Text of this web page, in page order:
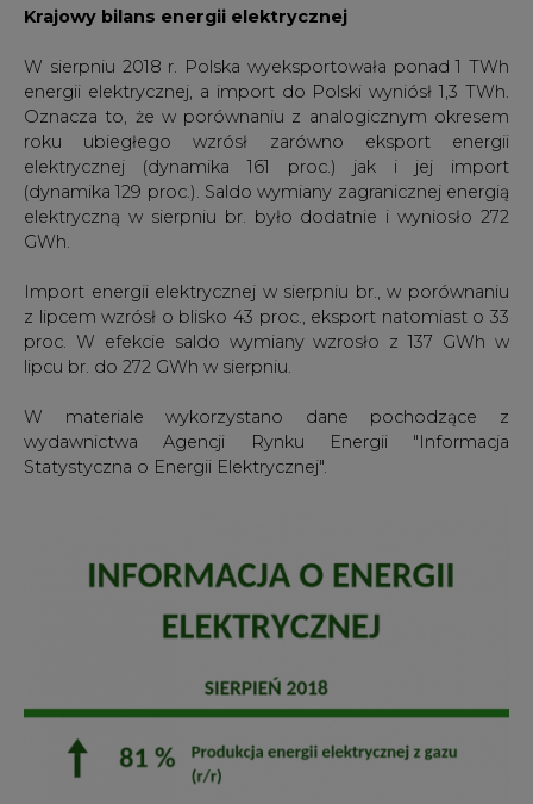
Krajowy bilans energii elektrycznej
W sierpniu 2018 r. Polska wyeksportowała ponad 1 TWh
energii elektrycznej, a import do Polski wyniósł 1,3 TWh.
Oznacza to, że w porównaniu z analogicznym okresem
roku ubiegłego wzrósł zarówno eksport energii
elektrycznej (dynamika 161 proc.) jak i jej import
(dynamika 129 proc.). Saldo wymiany zagranicznej energią
elektryczną w sierpniu br. było dodatnie i wyniosło 272
GWh.
Import energii elektrycznej w sierpniu br., w porównaniu
z lipcem wzrósł o blisko 43 proc., eksport natomiast o 33
proc. W efekcie saldo wymiany wzrosło z 137 GWh w
lipcu br. do 272 GWh w sierpniu.
W materiale wykorzystano dane pochodzące z
wydawnictwa Agencji Rynku Energii "Informacja
Statystyczna o Energii Elektrycznej".